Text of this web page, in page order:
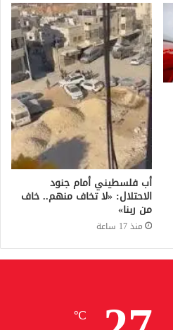
أب فلسطيني أمام جنود
الاحتلال: «لا تخاف منهم.. خاف
من ربنا»
منذ 17 ساعة
℃